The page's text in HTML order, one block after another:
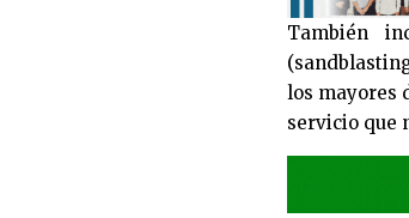
También
los mayores
servicio que